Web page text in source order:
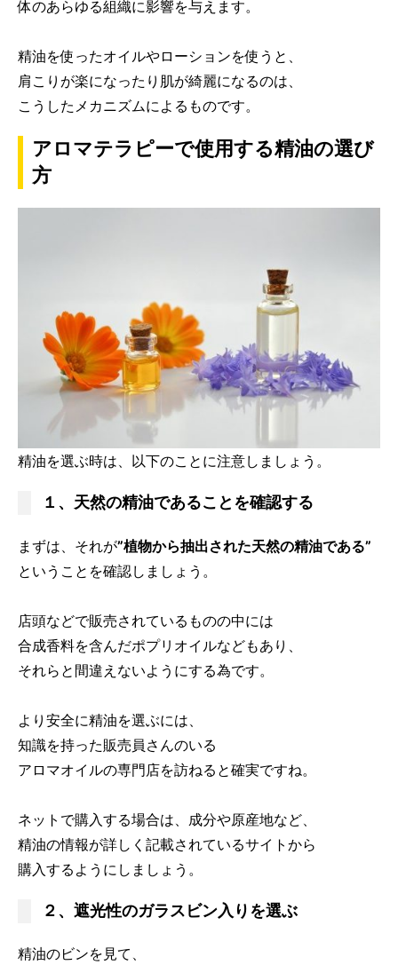
体のあらゆる組織に影響を与えます。
精油を使ったオイルやローションを使うと、
肩こりが楽になったり肌が綺麗になるのは、
こうしたメカニズムによるものです。
アロマテラピーで使用する精油の選び
方
精油を選ぶ時は、以下のことに注意しましょう。
１、天然の精油であることを確認する
まずは、それが”植物から抽出された天然の精油である”
ということを確認しましょう。
店頭などで販売されているものの中には
合成香料を含んだポプリオイルなどもあり、
それらと間違えないようにする為です。
より安全に精油を選ぶには、
知識を持った販売員さんのいる
アロマオイルの専門店を訪ねると確実ですね。
ネットで購入する場合は、成分や原産地など、
精油の情報が詳しく記載されているサイトから
購入するようにしましょう。
２、遮光性のガラスビン入りを選ぶ
精油のビンを見て、